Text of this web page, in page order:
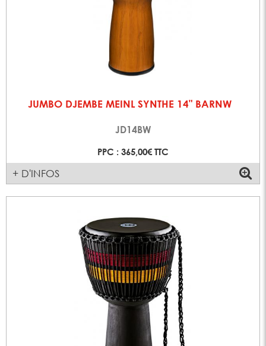
JUMBO DJEMBE MEINL SYNTHE 14" BARNW
JD14BW
PPC : 365,00€ TTC
+ D'INFOS